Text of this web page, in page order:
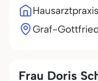
Graf-
Frau Doris